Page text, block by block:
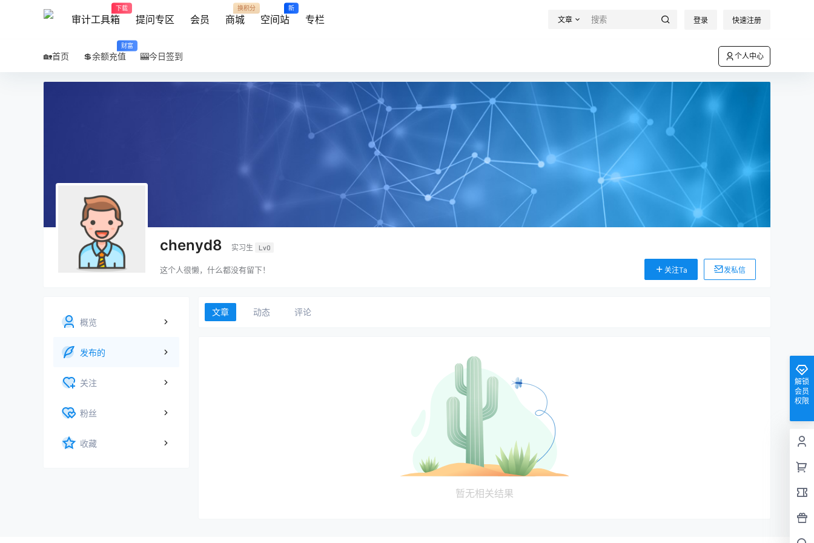
审计工具箱
下载
提问专区 会员 商城
换积分
空间站
新
专栏 文章 登录 快速注册
🏡首页 💲余额充值
财富
🎰今日签到 个人中心
chenyd8 实习生 Lv0
这个人很懒，什么都没有留下！ 关注Ta 发私信
概览
发布的
关注
粉丝
收藏
文章 动态 评论
暂无相关结果
解锁
会员
权限